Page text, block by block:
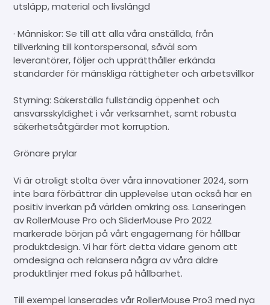
utsläpp, material och livslängd
· Människor: Se till att alla våra anställda, från
tillverkning till kontorspersonal, såväl som
leverantörer, följer och upprätthåller erkända
standarder för mänskliga rättigheter och arbetsvillkor
Styrning: Säkerställa fullständig öppenhet och
ansvarsskyldighet i vår verksamhet, samt robusta
säkerhetsåtgärder mot korruption.
Grönare prylar
Vi är otroligt stolta över våra innovationer 2024, som
inte bara förbättrar din upplevelse utan också har en
positiv inverkan på världen omkring oss. Lanseringen
av RollerMouse Pro och SliderMouse Pro 2022
markerade början på vårt engagemang för hållbar
produktdesign. Vi har fört detta vidare genom att
omdesigna och relansera några av våra äldre
produktlinjer med fokus på hållbarhet.
Till exempel lanserades vår RollerMouse Pro3 med nya